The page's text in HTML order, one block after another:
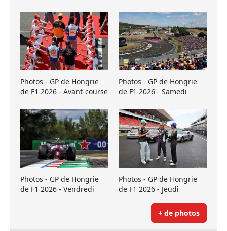
Photos - GP de Hongrie
de F1 2026 - Avant-course
Photos - GP de Hongrie
de F1 2026 - Samedi
Photos - GP de Hongrie
de F1 2026 - Vendredi
Photos - GP de Hongrie
de F1 2026 - Jeudi
+ de photos